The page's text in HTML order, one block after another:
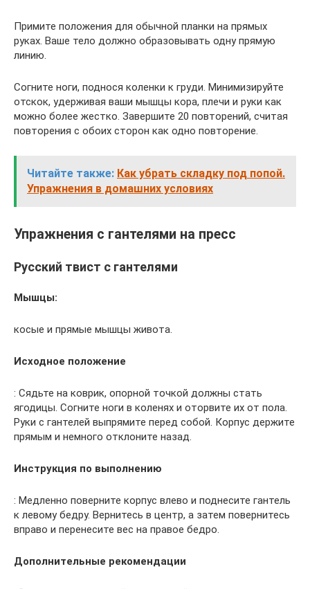
Примите положения для обычной планки на прямых
руках. Ваше тело должно образовывать одну прямую
линию.
Согните ноги, поднося коленки к груди. Минимизируйте
отскок, удерживая ваши мышцы кора, плечи и руки как
можно более жестко. Завершите 20 повторений, считая
повторения с обоих сторон как одно повторение.
Читайте также: Как убрать складку под попой.
Упражнения в домашних условиях
Упражнения с гантелями на пресс
Русский твист с гантелями
Мышцы:
косые и прямые мышцы живота.
Исходное положение
: Сядьте на коврик, опорной точкой должны стать
ягодицы. Согните ноги в коленях и оторвите их от пола.
Руки с гантелей выпрямите перед собой. Корпус держите
прямым и немного отклоните назад.
Инструкция по выполнению
: Медленно поверните корпус влево и поднесите гантель
к левому бедру. Вернитесь в центр, а затем повернитесь
вправо и перенесите вес на правое бедро.
Дополнительные рекомендации